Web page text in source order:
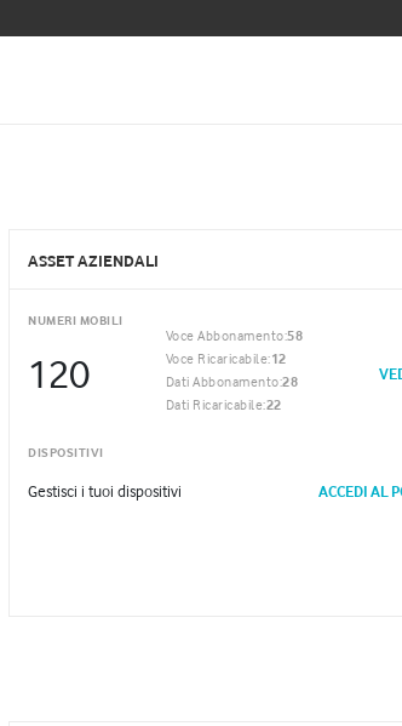
ASSET AZIENDALI
NUMERI MOBILI
120
Voce Abbonamento:58
Voce Ricaricabile:12
Dati Abbonamento:28
Dati Ricaricabile:22
DISPOSITIVI
Gestisci i tuoi dispositivi ACCEDI AL